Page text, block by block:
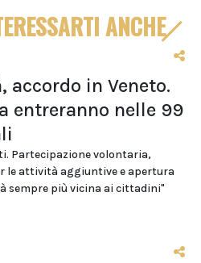
ANCHE
accordo in Veneto.
entreranno nelle 99
Partecipazione volontaria,
le attività aggiuntive e apertura
sempre più vicina ai cittadini"